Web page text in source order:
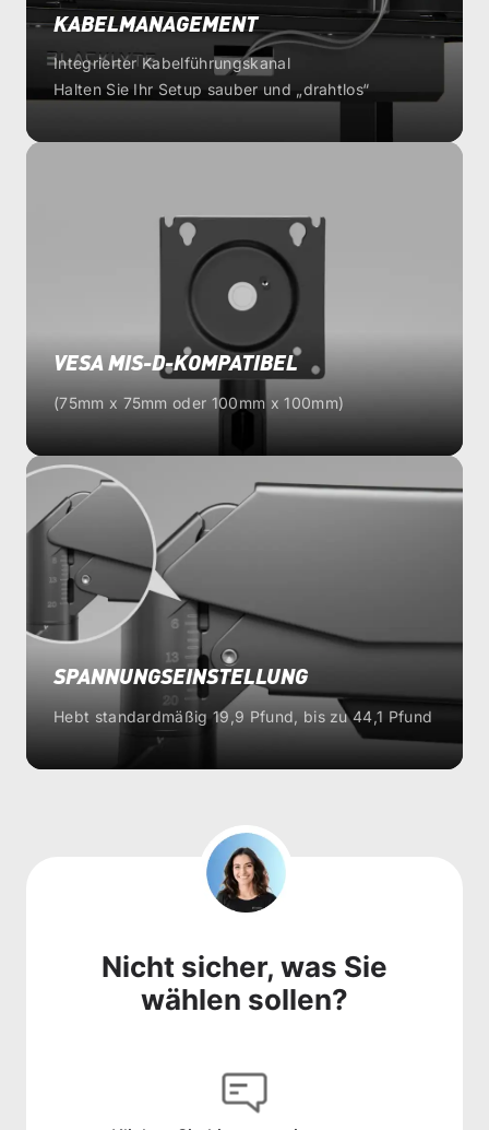
KABELMANAGEMENT
Integrierter Kabelführungskanal
Halten Sie Ihr Setup sauber und „drahtlos“
VESA MIS-D-KOMPATIBEL
(75mm x 75mm oder 100mm x 100mm)
SPANNUNGSEINSTELLUNG
Hebt standardmäßig 19,9 Pfund, bis zu 44,1 Pfund
Nicht sicher, was Sie
wählen sollen?